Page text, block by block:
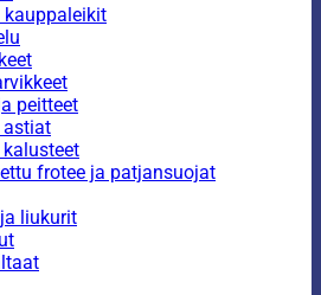
kauppaleikit
peitteet
astiat
frotee ja patjansuojat
liukurit